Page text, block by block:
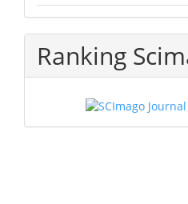
Ranking